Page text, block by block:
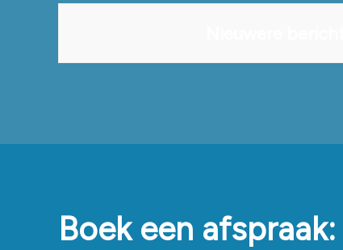
navigatie
Boek een afspraak: